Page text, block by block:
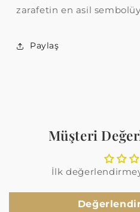
zarafetin en asil
Paylaş
Müşteri
İlk